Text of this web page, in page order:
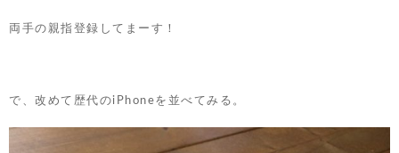
両手の親指登録してまーす！
で、改めて歴代のiPhoneを並べてみる。